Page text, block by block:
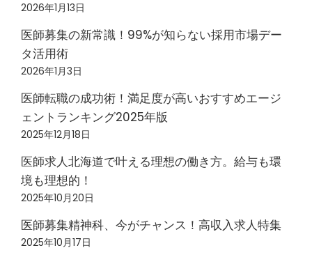
2026年1月13日
医師募集の新常識！99%が知らない採用市場デー
タ活用術
2026年1月3日
医師転職の成功術！満足度が高いおすすめエージ
ェントランキング2025年版
2025年12月18日
医師求人北海道で叶える理想の働き方。給与も環
境も理想的！
2025年10月20日
医師募集精神科、今がチャンス！高収入求人特集
2025年10月17日